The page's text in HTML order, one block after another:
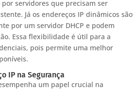
servidores que precisam ser
Já os endereços IP dinâmicos são
por um servidor DHCP e podem
Essa flexibilidade é útil para a
pois permite uma melhor
IP na Segurança
um papel crucial na